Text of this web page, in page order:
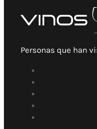
Personas que han